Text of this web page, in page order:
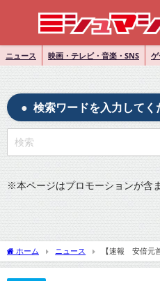
ニュース 映画・テレビ・音楽・SNS
検索ワードを入力してく
※本ページはプロモーションが含
ホーム ニュース
【速報 安倍元
市で演説中に銃撃され 病院会見「弾丸の